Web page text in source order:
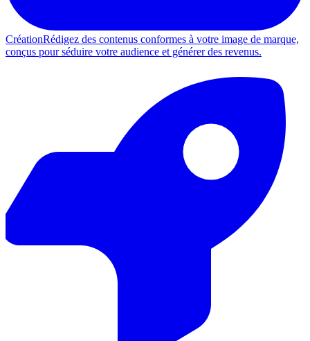
CréationRédigez des contenus conformes à votre image de marque,
conçus pour séduire votre audience et générer des revenus.